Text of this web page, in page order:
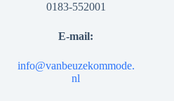
0183-552001
E-mail:
info@vanbeuzekommode.
nl